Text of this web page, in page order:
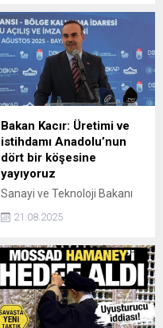
Prof. Dr. İlber Ortaylı, ‘Fatih
Sultan Mehmet ve İstanbul’
başlıklı dersinde öğrencilere
tarihin dönüm noktalarını
aktardı.
Bakan Kacır: Üretimi ve
istihdamı Anadolu’nun
dört bir köşesine
yayıyoruz
Sanayi ve Teknoloji Bakanı
Yüzyılı' vizyonuyla
kalkınma hamlesine
hazırlıyoruz. Doğudan
batıya, kuzeyden güneye
kalkınmanın meyvelerini
adilce paylaştırıyor; üretimi,
21.08.2025